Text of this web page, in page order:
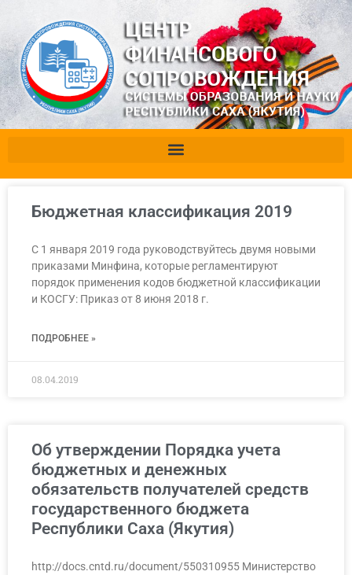
Бюджетная классификация 2019
С 1 января 2019 года руководствуйтесь двумя новыми
приказами Минфина, которые регламентируют
порядок применения кодов бюджетной классификации
и КОСГУ: Приказ от 8 июня 2018 г.
ПОДРОБНЕЕ »
08.04.2019
Об утверждении Порядка учета
бюджетных и денежных
обязательств получателей средств
государственного бюджета
Республики Саха (Якутия)
http://docs.cntd.ru/document/550310955 Министерство